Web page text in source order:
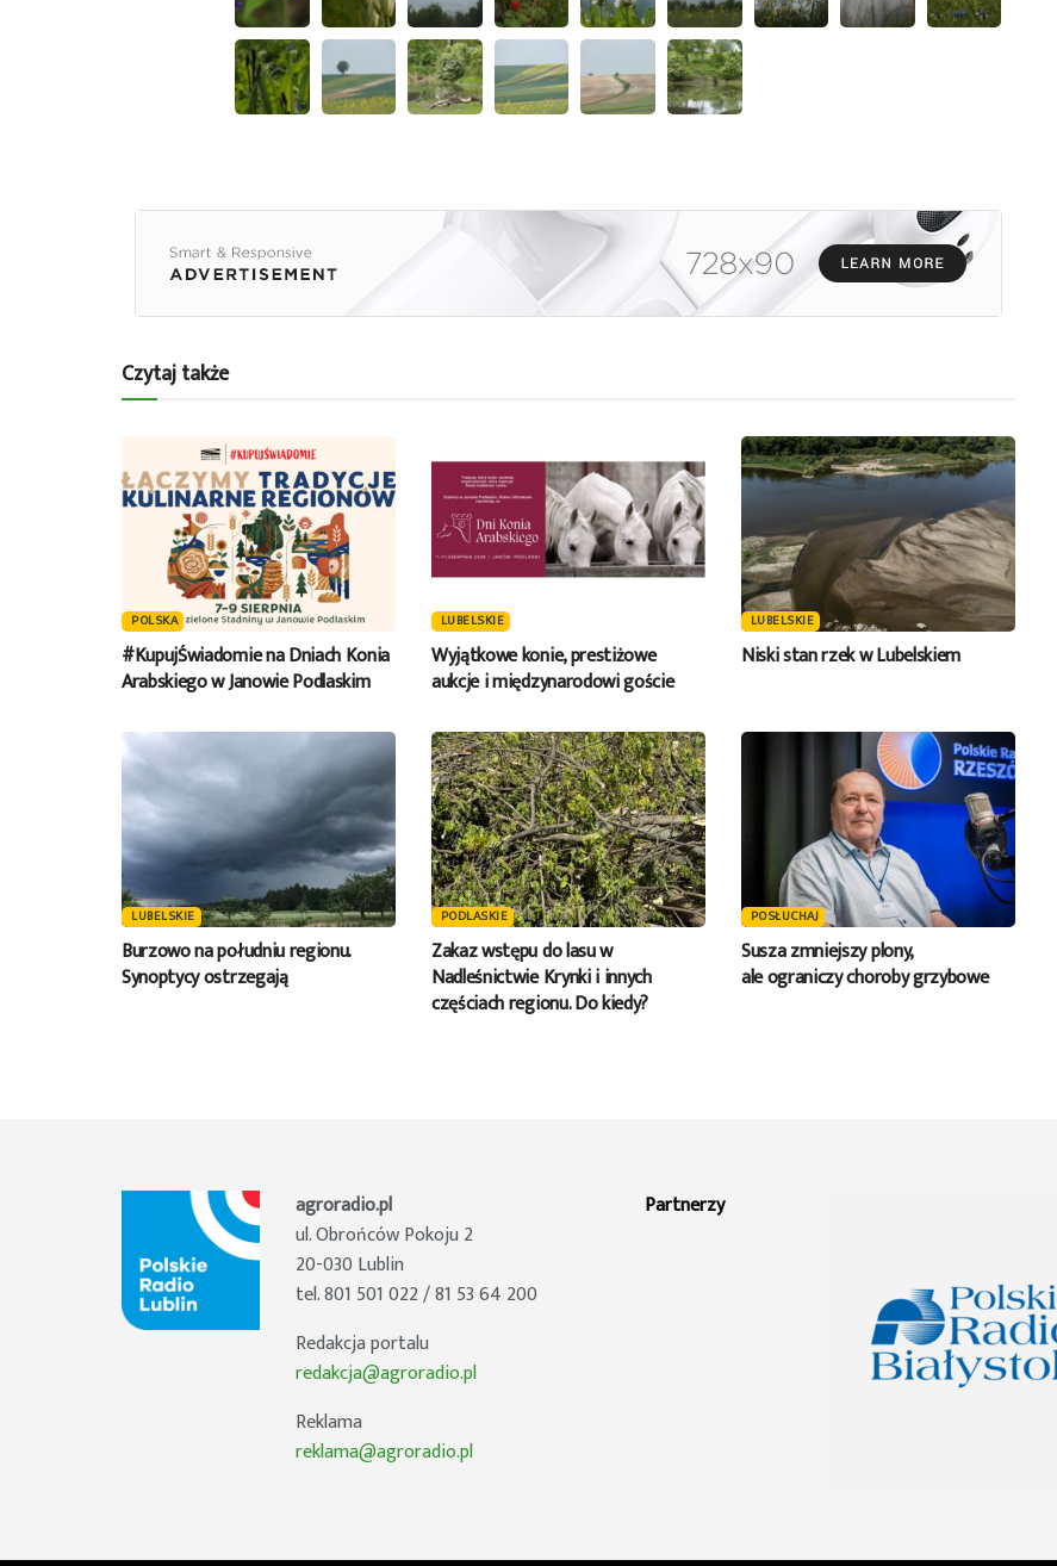
Czytaj także
POLSKA
#KupujŚwiadomie na Dniach Konia
Arabskiego w Janowie Podlaskim
LUBELSKIE
Wyjątkowe konie, prestiżowe
aukcje i międzynarodowi goście
LUBELSKIE
Niski stan rzek w Lubelskiem
LUBELSKIE
Burzowo na południu regionu.
Synoptycy ostrzegają
PODLASKIE
Zakaz wstępu do lasu w
Nadleśnictwie Krynki i innych
częściach regionu. Do kiedy?
POSŁUCHAJ
Susza zmniejszy plony,
ale ograniczy choroby grzybowe
agroradio.pl
ul. Obrońców Pokoju 2
20-030 Lublin
tel. 801 501 022 / 81 53 64 200
Redakcja portalu
redakcja@agroradio.pl
Reklama
reklama@agroradio.pl
Partnerzy